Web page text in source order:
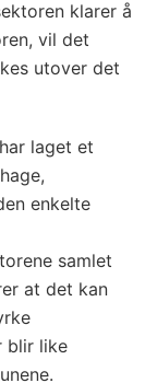
klarer å
vil det
utover det
laget et
enkelte
samlet
at det kan
blir like